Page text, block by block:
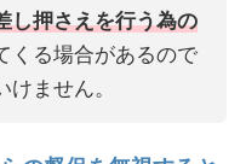
し押さえを行う為の
くる場合があるので
ません。